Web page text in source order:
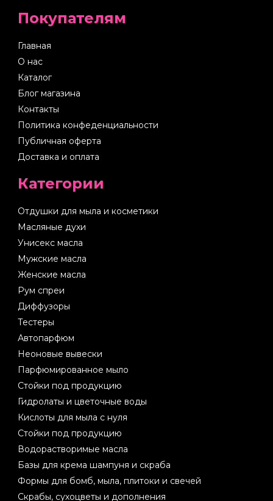
Покупателям
Главная
О нас
Каталог
Блог магазина
Контакты
Политика конфеденциальности
Публичная оферта
Доставка и оплата
Категории
Отдушки для мыла и косметики
Масляные духи
Унисекс масла
Мужские масла
Женские масла
Рум спреи
Диффузоры
Тестеры
Автопарфюм
Неоновые вывески
Парфюмированное мыло
Стойки под продукцию
Гидролаты и цветочные воды
Кислоты для мыла с нуля
Стойки под продукцию
Водорастворимые масла
Базы для крема шампуня и скраба
Формы для бомб, мыла, плитоки и свечей
Скрабы, сухоцветы и дополнения